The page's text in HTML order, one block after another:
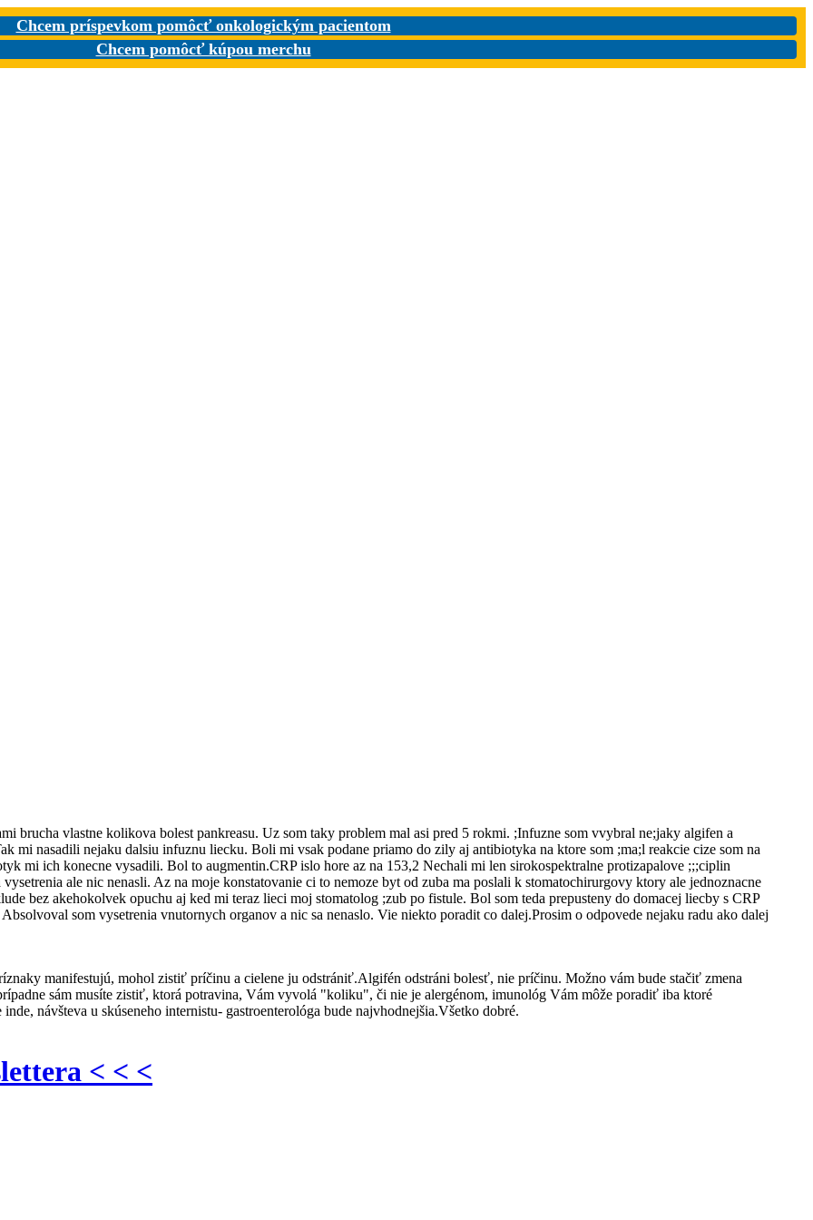
Chcem príspevkom pomôcť onkologickým pacientom
Chcem pomôcť kúpou merchu
brucha vlastne kolikova bolest pankreasu. Uz som taky problem mal asi pred 5 rokmi. ;Infuzne som vvybral ne;jaky algifen a
mi nasadili nejaku dalsiu infuznu liecku. Boli mi vsak podane priamo do zily aj antibiotyka na ktore som ;ma;l reakcie cize som na
mi ich konecne vysadili. Bol to augmentin.CRP islo hore az na 153,2 Nechali mi len sirokospektralne protizapalove ;;;ciplin
ale nic nenasli. Az na moje konstatovanie ci to nemoze byt od zuba ma poslali k stomatochirurgovy ktory ale jednoznacne
bez akehokolvek opuchu aj ked mi teraz lieci moj stomatolog ;zub po fistule. Bol som teda prepusteny do domacej liecby s CRP
som vysetrenia vnutornych organov a nic sa nenaslo. Vie niekto poradit co dalej.Prosim o odpovede nejaku radu ako dalej
manifestujú, mohol zistiť príčinu a cielene ju odstrániť.Algifén odstráni bolesť, nie príčinu. Možno vám bude stačiť zmena
sám musíte zistiť, ktorá potravina, Vám vyvolá "koliku", či nie je alergénom, imunológ Vám môže poradiť iba ktoré
návšteva u skúseneho internistu- gastroenterológa bude najvhodnejšia.Všetko dobré.
< < <